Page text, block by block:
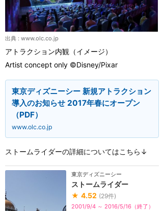
出典 : www.olc.co.jp
アトラクション内観（イメージ）
Artist concept only ©Disney/Pixar
東京ディズニーシー 新規アトラクション
導入のお知らせ 2017年春にオープン
（PDF）
www.olc.co.jp
ストームライダーの詳細についてはこちら↓
東京ディズニーシー
ストームライダー
★ 4.52 (29件)
2001/9/4 ～ 2016/5/16（終了）